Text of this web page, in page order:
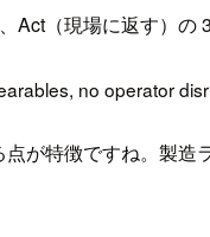
（現場に返す）の
no operator
が特徴ですね。製